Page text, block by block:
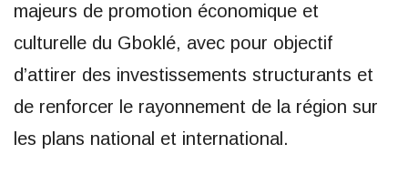
majeurs de promotion économique et
culturelle du Gboklé, avec pour objectif
d’attirer des investissements structurants et
de renforcer le rayonnement de la région sur
les plans national et international.